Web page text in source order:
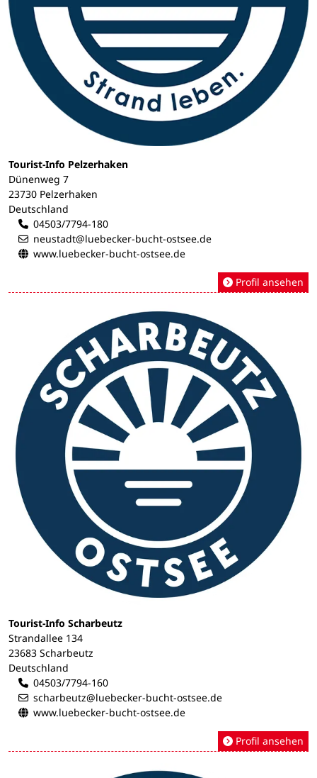
Tourist-Info Pelzerhaken
Dünenweg 7
23730 Pelzerhaken
Deutschland
04503/7794-180
neustadt@luebecker-bucht-ostsee.de
www.luebecker-bucht-ostsee.de
Profil ansehen
Tourist-Info Scharbeutz
Strandallee 134
23683 Scharbeutz
Deutschland
04503/7794-160
scharbeutz@luebecker-bucht-ostsee.de
www.luebecker-bucht-ostsee.de
Profil ansehen